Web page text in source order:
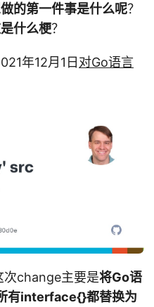
的第一件事是什么呢？
什么梗？
年12月1日对Go语言
change主要是将Go语
有interface{}都替换为